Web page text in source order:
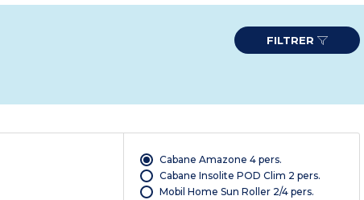
FILTRER
Cabane Amazone 4 pers.
Cabane Insolite POD Clim 2 pers.
Mobil Home Sun Roller 2/4 pers.